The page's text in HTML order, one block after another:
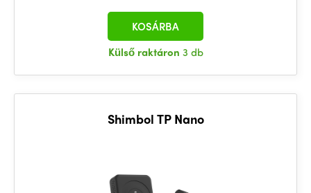
Külső raktáron 3 db
KOSÁRBA
Shimbol TP Nano